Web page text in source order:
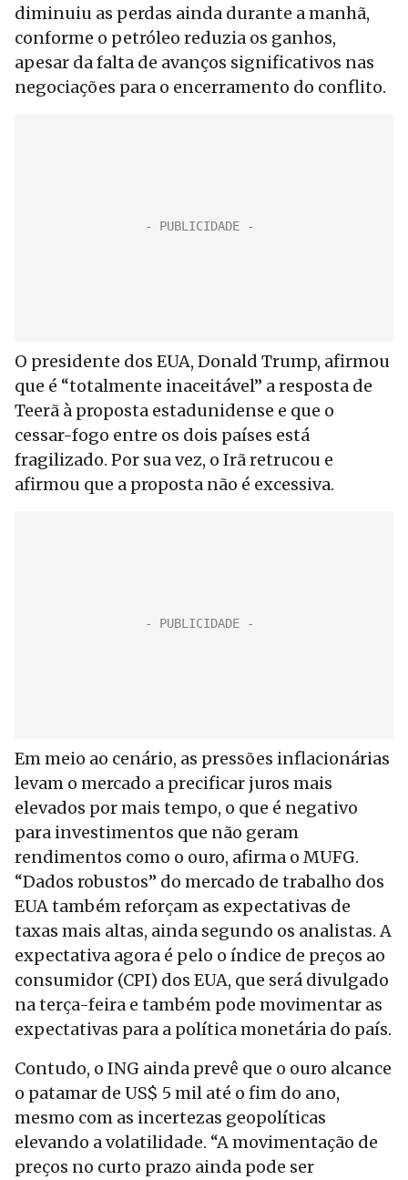
diminuiu as perdas ainda durante a manhã,
conforme o petróleo reduzia os ganhos,
apesar da falta de avanços significativos nas
negociações para o encerramento do conflito.
O presidente dos EUA, Donald Trump, afirmou
que é “totalmente inaceitável” a resposta de
Teerã à proposta estadunidense e que o
cessar-fogo entre os dois países está
fragilizado. Por sua vez, o Irã retrucou e
afirmou que a proposta não é excessiva.
Em meio ao cenário, as pressões inflacionárias
levam o mercado a precificar juros mais
elevados por mais tempo, o que é negativo
para investimentos que não geram
rendimentos como o ouro, afirma o MUFG.
“Dados robustos” do mercado de trabalho dos
EUA também reforçam as expectativas de
taxas mais altas, ainda segundo os analistas. A
expectativa agora é pelo o índice de preços ao
consumidor (CPI) dos EUA, que será divulgado
na terça-feira e também pode movimentar as
expectativas para a política monetária do país.
Contudo, o ING ainda prevê que o ouro alcance
o patamar de US$ 5 mil até o fim do ano,
mesmo com as incertezas geopolíticas
elevando a volatilidade. “A movimentação de
preços no curto prazo ainda pode ser